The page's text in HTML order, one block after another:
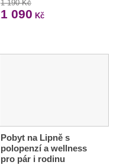
1 190 Kč
1 090 Kč
Pobyt na Lipně s
polopenzí a wellness
pro pár i rodinu